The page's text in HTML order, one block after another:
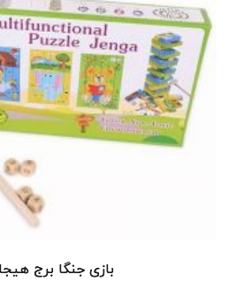
بازی جنگا برج